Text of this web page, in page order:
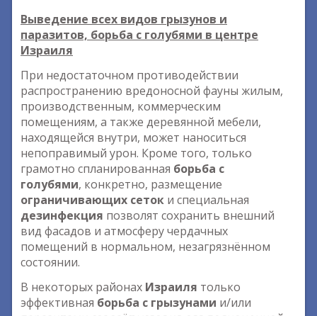
Выведение всех видов грызунов и
паразитов, борьба с голубями в центре
Израиля
При недостаточном противодействии
распространению вредоносной фауны жилым,
производственным, коммерческим
помещениям, а также деревянной мебели,
находящейся внутри, может наноситься
непоправимый урон. Кроме того, только
грамотно спланированная борьба с
голубями, конкретно, размещение
ограничивающих сеток и специальная
дезинфекция позволят сохранить внешний
вид фасадов и атмосферу чердачных
помещений в нормальном, незагрязнённом
состоянии.
В некоторых районах Израиля только
эффективная борьба с грызунами и/или